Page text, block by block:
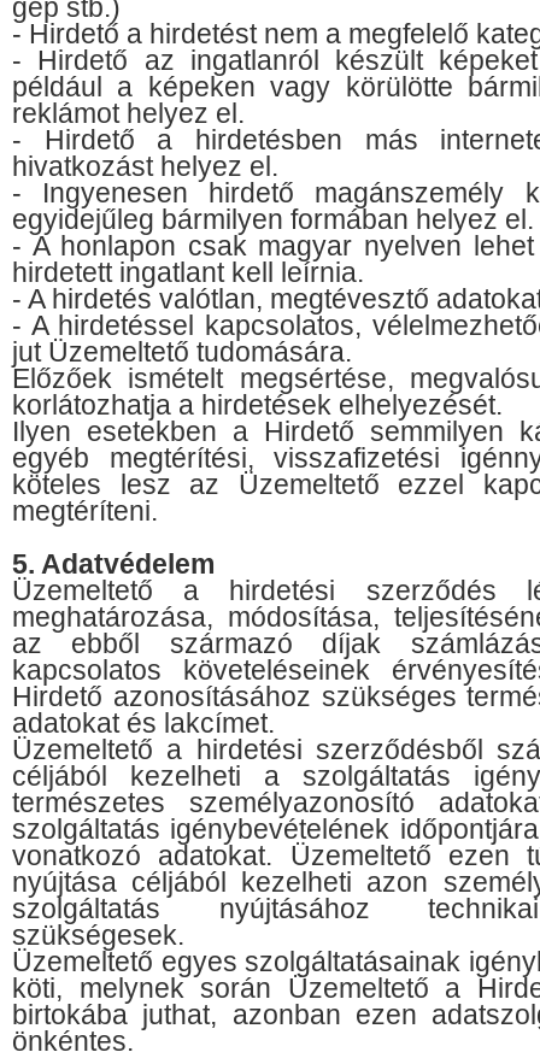
gép stb.)
- Hirdető a hirdetést nem a megfelelő
- Hirdető az ingatlanról készült
például a képeken vagy körülötte
reklámot helyez el.
- Hirdető a hirdetésben más
hivatkozást helyez el.
- Ingyenesen hirdető magánszemély
egyidejűleg bármilyen formában helyez el.
- A honlapon csak magyar nyelven
hirdetett ingatlant kell leírnia.
- A hirdetés valótlan, megtévesztő
- A hirdetéssel kapcsolatos,
jut Üzemeltető tudomására.
Előzőek ismételt megsértése,
korlátozhatja a hirdetések elhelyezését.
Ilyen esetekben a Hirdető semmilyen
egyéb megtérítési, visszafizetési
köteles lesz az Üzemeltető ezzel
megtéríteni.
5. Adatvédelem
Üzemeltető a hirdetési szerződés
meghatározása, módosítása,
az ebből származó díjak
kapcsolatos követeléseinek
Hirdető azonosításához szükséges
adatokat és lakcímet.
Üzemeltető a hirdetési szerződésből
céljából kezelheti a szolgáltatás
természetes személyazonosító
szolgáltatás igénybevételének
vonatkozó adatokat. Üzemeltető ezen
nyújtása céljából kezelheti azon
szolgáltatás nyújtásához
szükségesek.
Üzemeltető egyes szolgáltatásainak
köti, melynek során Üzemeltető a
birtokába juthat, azonban ezen
önkéntes.